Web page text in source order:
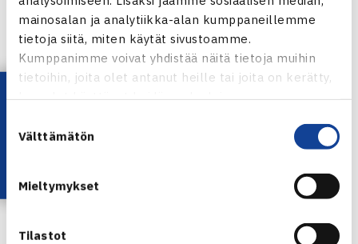
mainosalan ja analytiikka-alan kumppaneillemme
tietoja siitä, miten käytät sivustoamme.
Kumppanimme voivat yhdistää näitä tietoja muihin
tietoihin, joita olet antanut heille tai joita on kerätty,
kun olet käyttänyt heidän palvelujaan.
valinta
Välttämätön
Mieltymykset
Tilastot
Lataa OmaTennis!